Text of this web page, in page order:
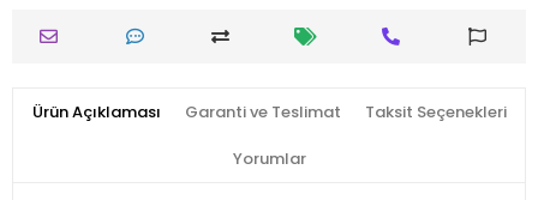
Ürün Açıklaması Garanti ve Teslimat Taksit Seçenekleri
Yorumlar